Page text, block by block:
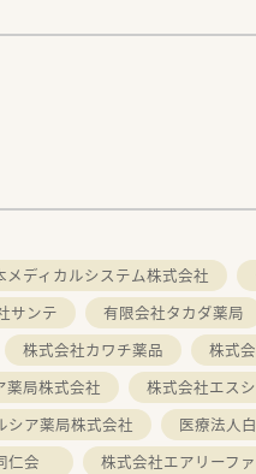
メディカルシステム株式会社
サンテ 有限会社タカダ薬局
株式会社カワチ薬品
株式
薬局株式会社
株式会社エス
シア薬局株式会社
医療法人
仁会
株式会社エアリーフ